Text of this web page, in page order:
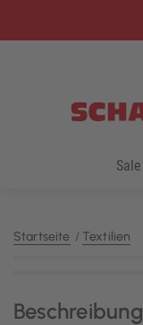
Sale
Startseite Textilien
Beschreibung